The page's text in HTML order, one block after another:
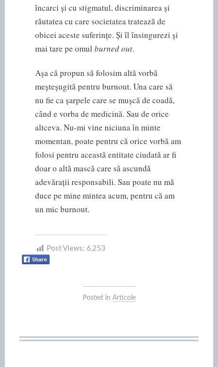
încarci și cu stigmatul, discriminarea și
răutatea cu care societatea tratează de
obicei aceste suferințe. Și îl însingurezi și
mai tare pe omul burned out.
Așa că propun să folosim altă vorbă
meșteșugită pentru burnout. Una care să
nu fie ca șarpele care se mușcă de coadă,
când e vorba de medicină. Sau de orice
altceva. Nu-mi vine niciuna în minte
momentan, poate pentru că orice vorbă am
folosi pentru această entitate ciudată ar fi
doar o altă mască care să ascundă
adevărații responsabili. Sau poate nu mă
duce pe mine mintea acum, pentru că am
un mic burnout.
Post Views: 6,253
Posted in Articole